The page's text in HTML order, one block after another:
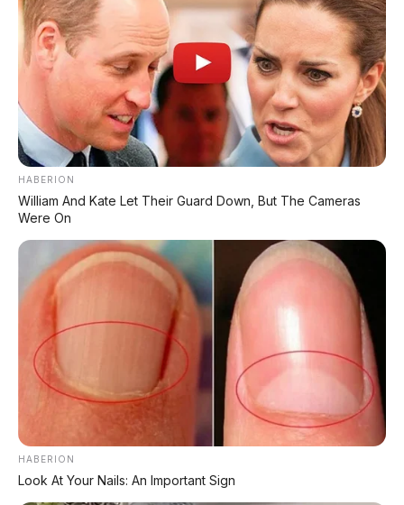
menyatu dengan panel instrumen digital menciptakan
kesanhigh-tech .
Material jok menggunakan kombinasikulit sintetis
berkualitasdengan jahitan kontras yang rapi.
Pengaturan ACdual-zone dengan ventilasi khusus
untuk penumpang baris kedua membuat kabin selalu
sejuk.
anak-anak atau orang dewasa dengan tinggi di bawah
sudah cukup kompetitif.
📰 Baca Juga Review SUV Lainnya:
🏷️ Maung MV3 Garuda
Mobil kepresidenan MV3 Garuda Limousine di
KTT ASEAN Filipina
HABERION
William And Kate Let Their Guard Down, But The Cameras
Were On
HABERION
Look At Your Nails: An Important Sign